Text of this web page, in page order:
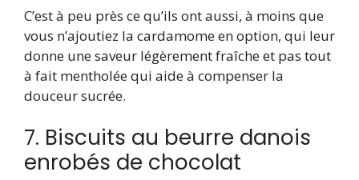
C’est à peu près ce qu’ils ont aussi, à moins que
vous n’ajoutiez la cardamome en option, qui leur
donne une saveur légèrement fraîche et pas tout
à fait mentholée qui aide à compenser la
douceur sucrée.
7. Biscuits au beurre danois
enrobés de chocolat